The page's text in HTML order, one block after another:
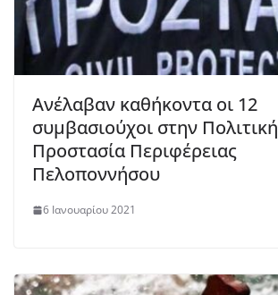
Ανέλαβαν καθήκοντα οι 12
συμβασιούχοι στην Πολιτική
Προστασία Περιφέρειας
Πελοποννήσου
6 Ιανουαρίου 2021